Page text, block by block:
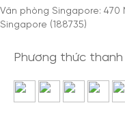
Văn phòng Singapore: 470
Singapore (188735)
Phương thức